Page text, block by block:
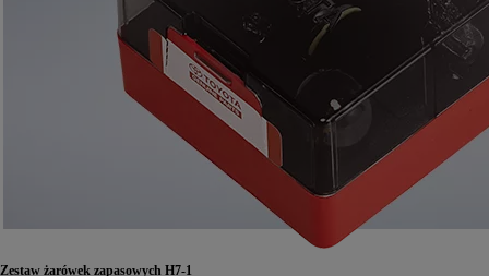
Zestaw żarówek zapasowych H7-1